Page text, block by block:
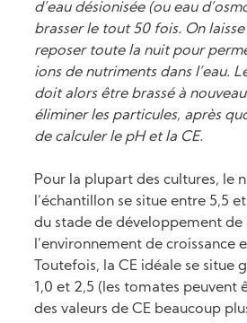
d’eau désionisée (ou eau
brasser le tout 50 fois. On
reposer toute la nuit pour
ions de nutriments dans l’eau.
doit alors être brassé à
éliminer les particules, après
de calculer le pH et la CE.
Pour la plupart des cultures, le
l’échantillon se situe entre 5,5
du stade de développement de
l’environnement de croissance
Toutefois, la CE idéale se situe
1,0 et 2,5 (les tomates peuvent
des valeurs de CE beaucoup